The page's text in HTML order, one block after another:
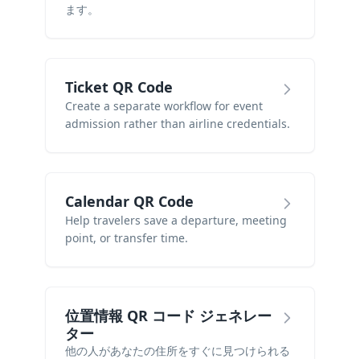
ます。
Ticket QR Code
Create a separate workflow for event
admission rather than airline credentials.
Calendar QR Code
Help travelers save a departure, meeting
point, or transfer time.
位置情報 QR コード ジェネレー
ター
他の人があなたの住所をすぐに見つけられる